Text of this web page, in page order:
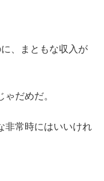
、まともな収入が
だめだ。
非常時にはいいけれ